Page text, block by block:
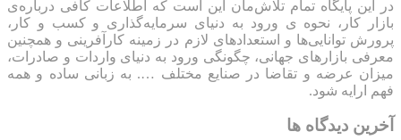
در این پایگاه تمام تلاش‌مان این است که ‌اطلاعات کافی درباره‌ی
بازار کار، نحوه ی ورود به دنیای سرمایه‌گذاری و کسب و کار،
پرورش توانایی‌ها و استعدادهای لازم در زمینه کارآفرینی و همچنین
معرفی بازارهای جهانی، چگونگی ورود به دنیای واردات و صادرات،
میزان عرضه و تقاضا در صنایع مختلف …. به زبانی ساده و همه
فهم ارایه شود.
آخرین دیدگاه ها